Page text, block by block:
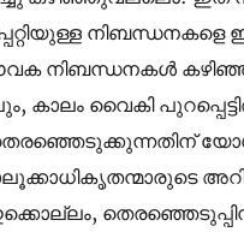
നിബന്ധനകളെ
നിബന്ധനകൾ
കാലം വൈകി
തെരഞ്ഞെടുക്കുന്നതിന്